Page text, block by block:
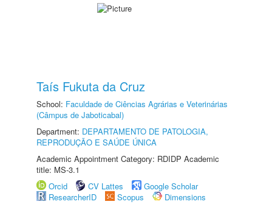
Taís Fukuta da Cruz
School: Faculdade de Ciências Agrárias e Veterinárias
(Câmpus de Jaboticabal)
Department: DEPARTAMENTO DE PATOLOGIA,
REPRODUÇÃO E SAÚDE ÚNICA
Academic Appointment Category: RDIDP Academic
title: MS-3.1
Orcid
CV Lattes
Google Scholar
ResearcherID
Scopus
Dimensions